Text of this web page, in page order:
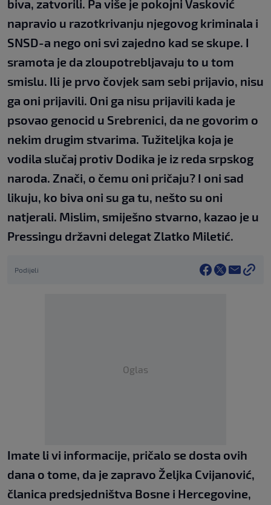
biva, zatvorili. Pa više je pokojni Vasković
napravio u razotkrivanju njegovog kriminala i
SNSD-a nego oni svi zajedno kad se skupe. I
sramota je da zloupotrebljavaju to u tom
smislu. Ili je prvo čovjek sam sebi prijavio, nisu
ga oni prijavili. Oni ga nisu prijavili kada je
psovao genocid u Srebrenici, da ne govorim o
nekim drugim stvarima. Tužiteljka koja je
vodila slučaj protiv Dodika je iz reda srpskog
naroda. Znači, o čemu oni pričaju? I oni sad
likuju, ko biva oni su ga tu, nešto su oni
natjerali. Mislim, smiješno stvarno, kazao je u
Pressingu državni delegat Zlatko Miletić.
Podijeli
Oglas
Imate li vi informacije, pričalo se dosta ovih
dana o tome, da je zapravo Željka Cvijanović,
članica predsjedništva Bosne i Hercegovine,